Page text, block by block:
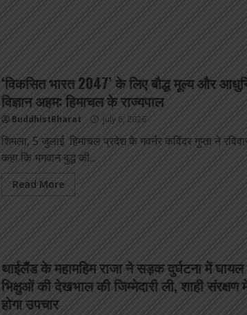
‘विकसित भारत 2047’ के लिए बौद्ध मूल्य और
विज्ञान अहम: हिमाचल के राज्यपाल
BuddhistBharat July 6, 2026
शिमला, 5 जुलाई हिमाचल प्रदेश के गवर्नर कविंदर गुप्ता ने
कहा कि भगवान बुद्ध की...
Read More
थाईलैंड के महामहिम राजा ने सड़क दुर्घटना में घायल
भिक्षुओं की देखभाल की जिम्मेदारी ली, शाही संरक्षण
होगा उपचार